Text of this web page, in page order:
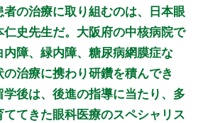
のため人数制限あり
ーザー手術(一般診療は行っておりま
診療内容等について、事前に必ず医療
またはお電話にてご確認ください。
者の治療に取り組むのは、日本眼
史先生だ。大阪府の中核病院で
障、緑内障、糖尿病網膜症な
治療に携わり研鑽を積んでき
後は、後進の指導に当たり、多
ててきた眼科医療のスペシャリス